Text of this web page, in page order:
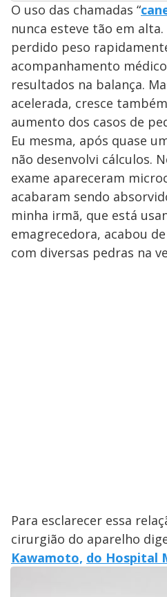
O uso das chamadas “
nunca esteve tão em
perdido peso
acompanhamento
resultados na balança.
acelerada, cresce
aumento dos casos de
Eu mesma, após quase
não desenvolvi cálculos.
exame apareceram
acabaram sendo
minha irmã, que está
emagrecedora, acabou
com diversas pedras na
Para esclarecer essa
cirurgião do aparelho
Kawamoto, do Hospital